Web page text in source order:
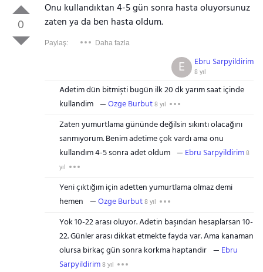
0
Onu kullandıktan 4-5 gün sonra hasta oluyorsunuz
zaten ya da ben hasta oldum.
Paylaş: Daha fazla
Ebru Sarpyildirim
8 yıl
E
Adetim dün bitmişti bugün ilk 20 dk yarım saat içinde
kullandim
Ozge Burbut8 yıl
Zaten yumurtlama gününde değilsin sıkıntı olacağını
sanmıyorum. Benim adetime çok vardı ama onu
kullandım 4-5 sonra adet oldum
Ebru Sarpyildirim8
yıl
Yeni çıktığım için adetten yumurtlama olmaz demi
hemen
Ozge Burbut8 yıl
Yok 10-22 arası oluyor. Adetin başından hesaplarsan 10-
22. Günler arası dikkat etmekte fayda var. Ama kanaman
olursa birkaç gün sonra korkma haptandir
Ebru
Sarpyildirim8 yıl